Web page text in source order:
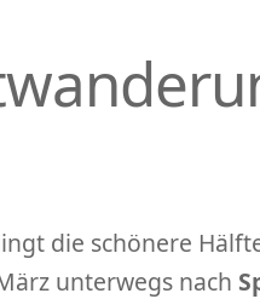
die schönere
unterwegs nach